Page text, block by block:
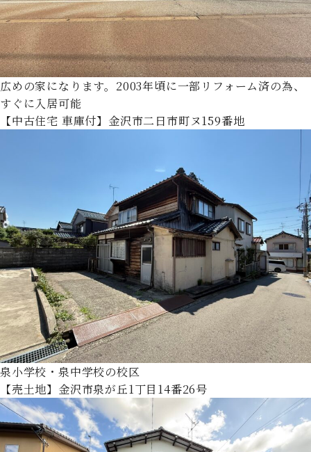
広めの家になります。2003年頃に一部リフォーム済の為、
すぐに入居可能
【中古住宅 車庫付】金沢市二日市町ヌ159番地
泉小学校・泉中学校の校区
【売土地】金沢市泉が丘1丁目14番26号